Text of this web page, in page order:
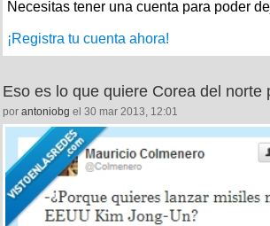
Necesitas tener una cuenta para poder
¡Registra tu cuenta ahora!
Eso es lo que quiere Corea del norte
por antoniobg el 30 mar 2013, 12:01